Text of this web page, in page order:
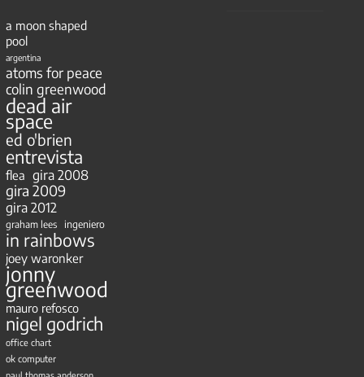
a moon shaped
pool
argentina
atoms for peace
colin greenwood
dead air
space
ed o'brien
entrevista
flea gira 2008
gira 2009
gira 2012
graham lees ingeniero
in rainbows
joey waronker
jonny
greenwood
mauro refosco
nigel godrich
office chart
ok computer